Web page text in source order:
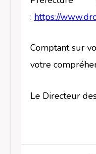
: https://
Comptant sur
votre
Le Directeur